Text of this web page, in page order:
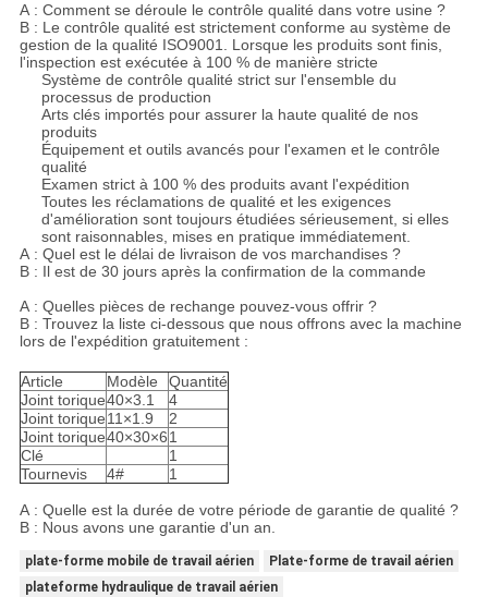
A : Comment se déroule le contrôle qualité dans votre usine ?
B : Le contrôle qualité est strictement conforme au système de
gestion de la qualité ISO9001. Lorsque les produits sont finis,
l'inspection est exécutée à 100 % de manière stricte
Système de contrôle qualité strict sur l'ensemble du
processus de production
Arts clés importés pour assurer la haute qualité de nos
produits
Équipement et outils avancés pour l'examen et le contrôle
qualité
Examen strict à 100 % des produits avant l'expédition
Toutes les réclamations de qualité et les exigences
d'amélioration sont toujours étudiées sérieusement, si elles
sont raisonnables, mises en pratique immédiatement.
A : Quel est le délai de livraison de vos marchandises ?
B : Il est de 30 jours après la confirmation de la commande
A : Quelles pièces de rechange pouvez-vous offrir ?
B : Trouvez la liste ci-dessous que nous offrons avec la machine
lors de l'expédition gratuitement :
Article Modèle
Quantité
Joint torique40×3.1
4
Joint torique11×1.9
2
Joint torique40×30×61
Clé
1
Tournevis
4# 1
A : Quelle est la durée de votre période de garantie de qualité ?
B : Nous avons une garantie d'un an.
plate-forme mobile de travail aérien
Plate-forme de travail aérien
plateforme hydraulique de travail aérien